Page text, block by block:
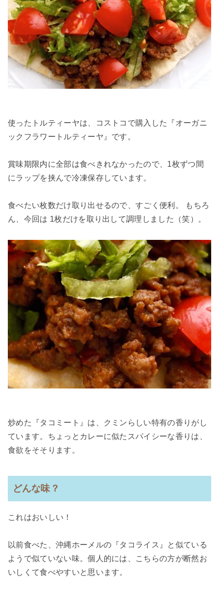
使ったトルティーヤは、コストコで購入した『オーガニ
ックフラワートルティーヤ』です。
賞味期限内に全部は食べきれなかったので、1枚ずつ間
にラップを挟んで冷凍保存しています。
食べたい枚数だけ取り出せるので、すごく便利。 もちろ
ん、今回は 1枚だけを取り出して調理しました（笑）。
炒めた『タコミート』は、クミンらしい特有の香りがし
ています。ちょっとカレーに似たスパイシーな香りは、
食欲をそそります。
どんな味？
これはおいしい！
以前食べた、沖縄ホーメルの『タコライス』と似ている
ようで似ていない味。個人的には、こちらの方が断然お
いしくて食べやすいと思います。